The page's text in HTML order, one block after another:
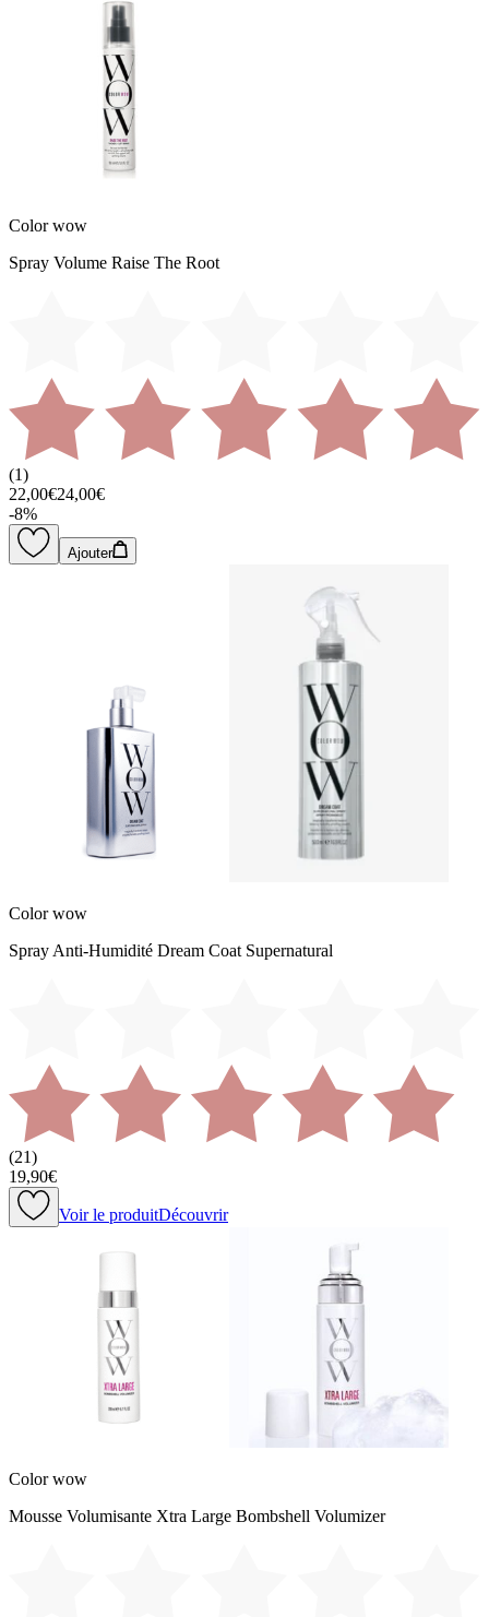
Color wow
Spray Volume Raise The Root
(1)
22,00€24,00€
-8%
Ajouter
Color wow
Spray Anti-Humidité Dream Coat Supernatural
(21)
19,90€
Voir le produitDécouvrir
Color wow
Mousse Volumisante Xtra Large Bombshell Volumizer